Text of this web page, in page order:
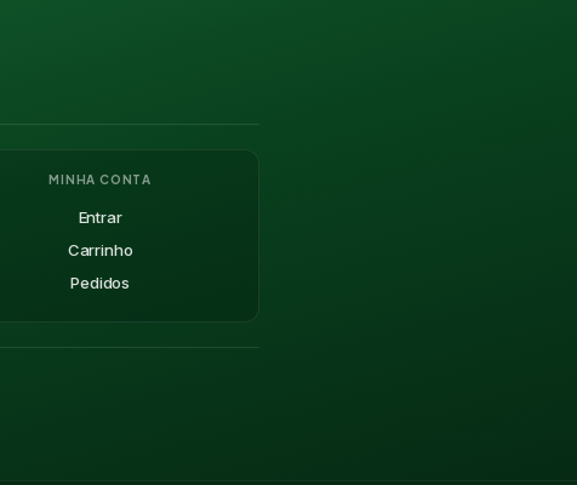
MINHA CONTA
Entrar
Carrinho
Pedidos